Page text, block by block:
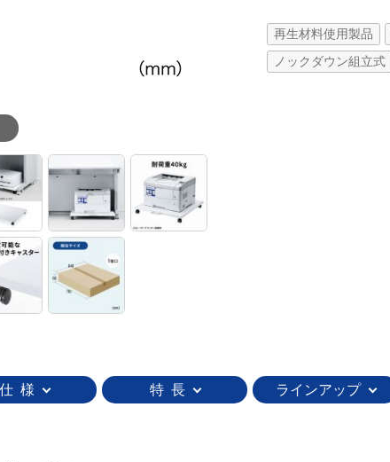
再生材料使用製品
ノックダウン組立式
仕 様 特 長 ラインアップ